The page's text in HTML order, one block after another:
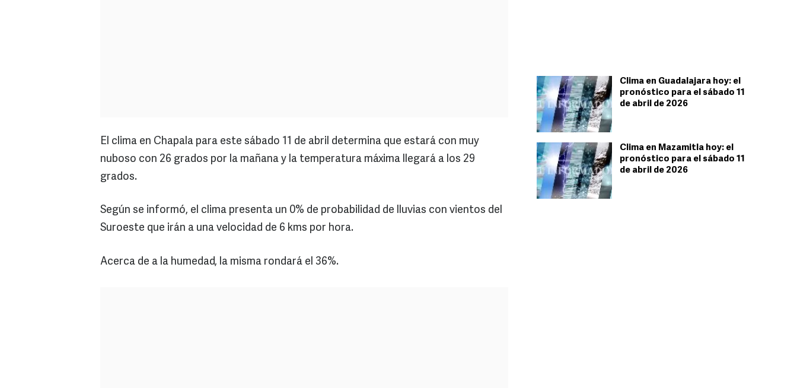
Clima en Guadalajara hoy: el
pronóstico para el sábado 11
de abril de 2026
Clima en Mazamitla hoy: el
pronóstico para el sábado 11
de abril de 2026
El clima en Chapala para este sábado 11 de abril determina que estará con muy
nuboso con 26 grados por la mañana y la temperatura máxima llegará a los 29
grados.
Según se informó, el clima presenta un 0% de probabilidad de lluvias con vientos del
Suroeste que irán a una velocidad de 6 kms por hora.
Acerca de a la humedad, la misma rondará el 36%.